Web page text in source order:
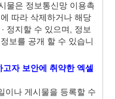
물은 정보통신망 이용촉
따라 삭제하거나 해당
정지할 수 있으며, 정보
보를 공개 할 수 있습니
자 보안에 취약한 엑셀
이나 게시물을 등록할 수